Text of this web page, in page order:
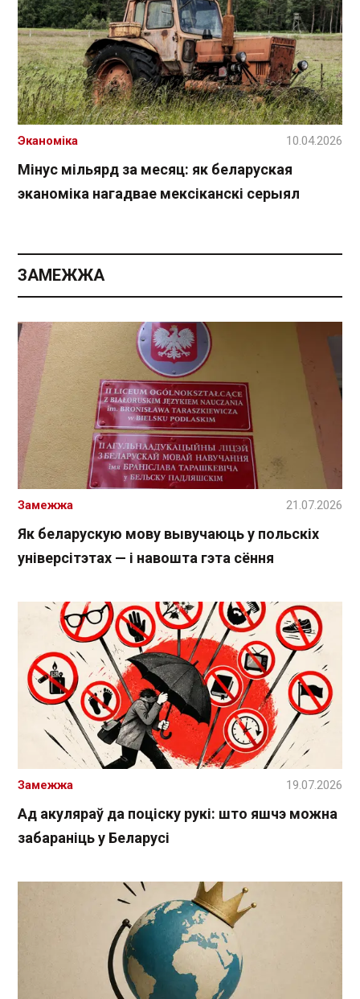
Мінус мільярд за месяц: як беларуская
эканоміка нагадвае мексіканскі серыял
Эканоміка 10.04.2026
ЗАМЕЖЖА
Як беларускую мову вывучаюць у польскіх
універсітэтах — і навошта гэта сёння
Замежжа 21.07.2026
Ад акуляраў да поціску рукі: што яшчэ можна
забараніць у Беларусі
Замежжа 19.07.2026